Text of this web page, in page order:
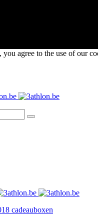
agree to the use of our